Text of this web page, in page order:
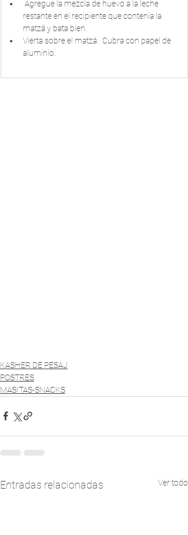
restante en el recipiente que contenía la
matzá y bata bien.
Vierta sobre el matzá.  Cubra con papel de
aluminio.
KASHER DE PESAJ
POSTRES
MASITAS-SNACKS
Entradas relacionadas Ver todo